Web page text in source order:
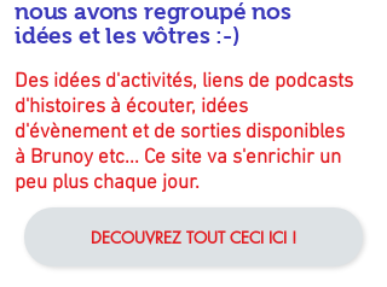
nous avons regroupé nos
idées et les vôtres :-)
Des idées d'activités, liens de podcasts
d'histoires à écouter, idées
d'évènement et de sorties disponibles
à Brunoy etc... Ce site va s'enrichir un
peu plus chaque jour.
DECOUVREZ TOUT CECI ICI !